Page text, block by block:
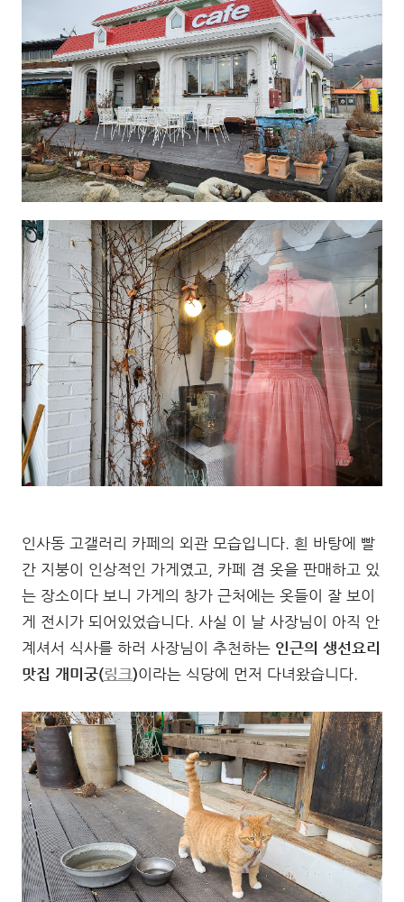
인사동 고갤러리 카페의 외관 모습입니다. 흰 바탕에 빨
간 지붕이 인상적인 가게였고, 카페 겸 옷을 판매하고 있
는 장소이다 보니 가게의 창가 근처에는 옷들이 잘 보이
게 전시가 되어있었습니다. 사실 이 날 사장님이 아직 안
계셔서 식사를 하러 사장님이 추천하는 인근의 생선요리
맛집 개미궁(링크)이라는 식당에 먼저 다녀왔습니다.